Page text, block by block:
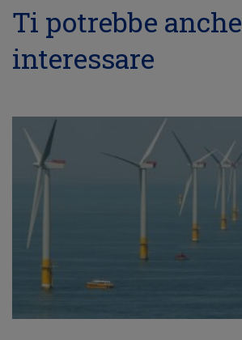
Ti potrebbe anche
interessare